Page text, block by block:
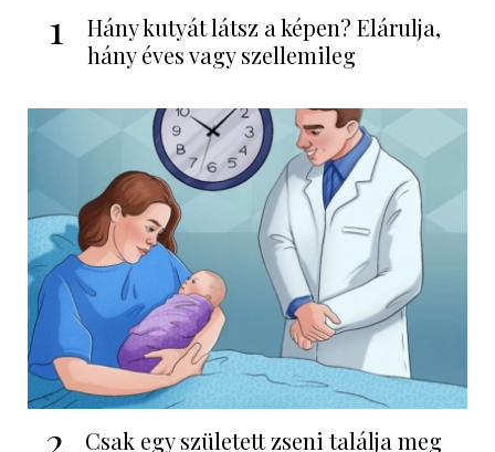
1
Hány kutyát látsz a képen? Elárulja,
hány éves vagy szellemileg
2
Csak egy született zseni találja meg